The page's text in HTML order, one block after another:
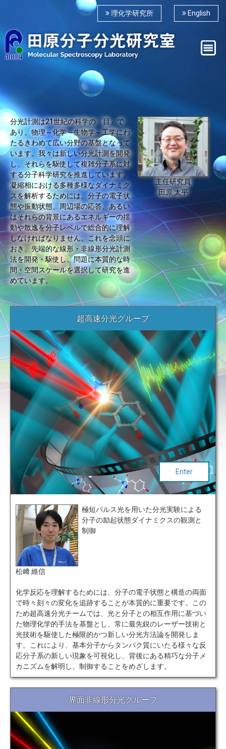
English
理化学研究所
分光計測は21世紀の科学の「目」で
あり、物理～化学～生物学～工学にわ
たるきわめて広い分野の基盤となって
います。我々は新しい分光計測を開発
し、それらを駆使して複雑分子系に対
する分子科学研究を推進しています。
凝縮相における多種多様なダイナミク
スを解析するためには、分子の電子状
態や振動状態、周辺場の応答、あるい
はそれらの背景にあるエネルギーの揺
動や散逸を分子レベルで総合的に理解
しなければなりません。これを念頭に
おき、先端的な線形・非線形分光計測
法を開発・駆使し、問題に本質的な時
間・空間スケールを選択して研究を進
めています。
主任研究員
田原 太平
超高速分光グループ
Enter
松﨑 維信
極短パルス光を用いた分光実験による
分子の励起状態ダイナミクスの観測と
制御
化学反応を理解するためには、分子の電子状態と構造の両面
で時々刻々の変化を追跡することが本質的に重要です。この
ため超高速分光チームでは、光と分子との相互作用に基づい
た物理化学的手法を基盤とし、常に最先鋭のレーザー技術と
光技術を駆使した極限的かつ新しい分光方法論を開発しま
す。これにより、基本分子からタンパク質にいたる様々な反
応分子系の新しい現象を可視化し、背後にある精巧な分子メ
カニズムを解明し、制御することをめざします。
界面非線形分光グループ